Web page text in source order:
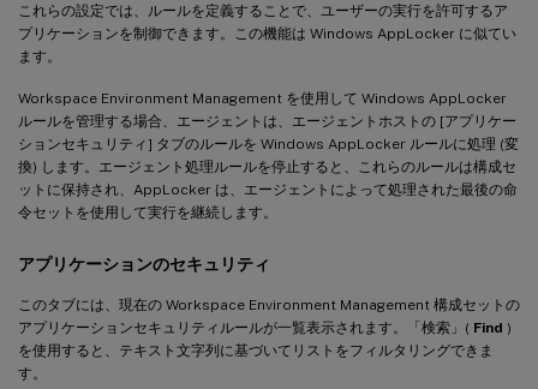
これらの設定では、ルールを定義することで、ユーザーの実行を許可するア
プリケーションを制御できます。この機能は Windows AppLocker に似てい
ます。
Workspace Environment Management を使用して Windows AppLocker
ルールを管理する場合、エージェントは、エージェントホストの [アプリケー
ションセキュリティ] タブのルールを Windows AppLocker ルールに処理 (変
換) します。エージェント処理ルールを停止すると、これらのルールは構成セ
ットに保持され、AppLocker は、エージェントによって処理された最後の命
令セットを使用して実行を継続します。
アプリケーションのセキュリティ
このタブには、現在の Workspace Environment Management 構成セットの
アプリケーションセキュリティルールが一覧表示されます。「検索」( Find )
を使用すると、テキスト文字列に基づいてリストをフィルタリングできま
す。